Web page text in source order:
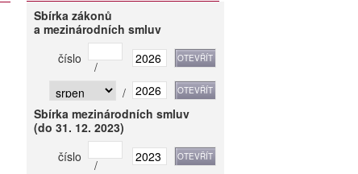
Sbírka zákonů
a mezinárodních smluv
číslo
/
/
Sbírka mezinárodních smluv
(do 31. 12. 2023)
číslo
/